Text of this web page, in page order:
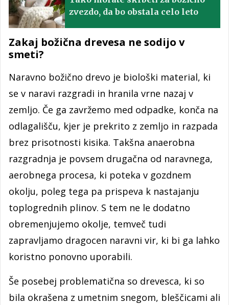
zvezdo, da bo obstala celo leto
Zakaj božična drevesa ne sodijo v
smeti?
Naravno božično drevo je biološki material, ki
se v naravi razgradi in hranila vrne nazaj v
zemljo. Če ga zavržemo med odpadke, konča na
odlagališču, kjer je prekrito z zemljo in razpada
brez prisotnosti kisika. Takšna anaerobna
razgradnja je povsem drugačna od naravnega,
aerobnega procesa, ki poteka v gozdnem
okolju, poleg tega pa prispeva k nastajanju
toplogrednih plinov. S tem ne le dodatno
obremenjujemo okolje, temveč tudi
zapravljamo dragocen naravni vir, ki bi ga lahko
koristno ponovno uporabili.
Še posebej problematična so drevesca, ki so
bila okrašena z umetnim snegom, bleščicami ali